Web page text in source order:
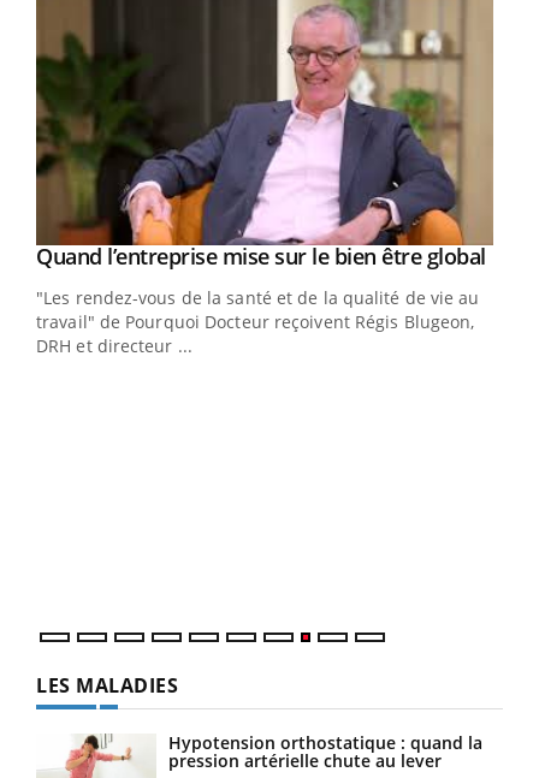
Youtube
Quand l’entreprise mise sur le bien être global
"Les rendez-vous de la santé et de la qualité de vie au
travail" de Pourquoi Docteur reçoivent Régis Blugeon,
DRH et directeur ...
LES MALADIES
Hypotension orthostatique : quand la
pression artérielle chute au lever